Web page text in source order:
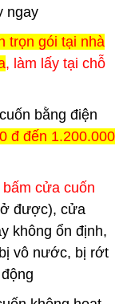
ngay
trọn gói tại nhà
, làm lấy tại chỗ
bằng điện
đ đến 1.200.000
cửa cuốn
được), cửa
không ổn định,
vô nước, bị rớt